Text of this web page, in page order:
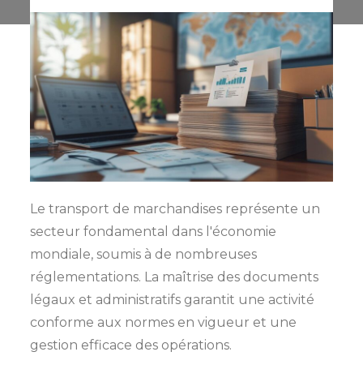
Le transport de marchandises représente un
secteur fondamental dans l'économie
mondiale, soumis à de nombreuses
réglementations. La maîtrise des documents
légaux et administratifs garantit une activité
conforme aux normes en vigueur et une
gestion efficace des opérations.